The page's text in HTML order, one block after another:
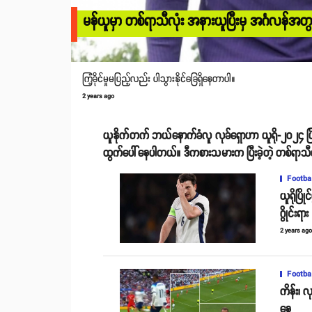
မန်ယူမှာ တစ်ရာသီလုံး အနားယူပြီးမှ အင်္ဂလန်
ကြံ့ခိုင်မှုမပြည့်လည်း ပါသွားနိုင်ခြေရှိနေတာပါ။
2 years ago
ယူနိုက်တက် ဘယ်နောက်ခံလူ လုခ်ရှောဟာ ယူရို-၂၀၂၄ ပြို
ထွက်ပေါ်နေပါတယ်။ ဒီကစားသမားက ပြီးခဲ့တဲ့ တစ်ရာ
ယူရိုပြို
ဂွိုင်းရား
2 years ago
ကိန်း၊